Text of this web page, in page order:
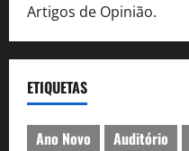
Artigos de Opinião.
ETIQUETAS
Ano Novo Auditório